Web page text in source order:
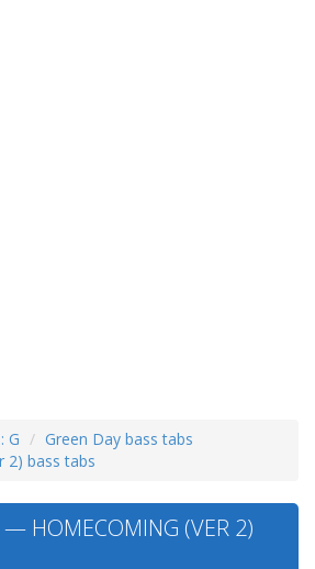
G
Green Day bass tabs
2) bass tabs
— HOMECOMING (VER 2)